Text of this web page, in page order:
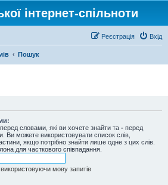
інтернет-спільноти
Вхід
Реєстрація
Пошук
перед словами, які ви хочете знайти та - перед
Ви можете використовувати список слів,
якщо потрібно знайти лише одне з цих слів.
для часткового співпадання.
мову запитів